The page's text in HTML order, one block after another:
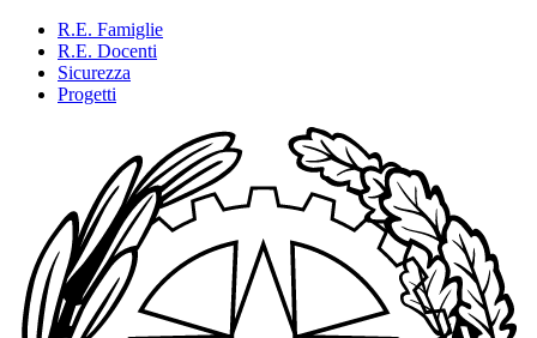
R.E. Famiglie
R.E. Docenti
Sicurezza
Progetti